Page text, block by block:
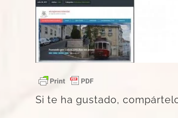
Si te ha gustado,